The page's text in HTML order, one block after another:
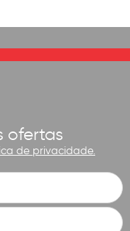
ofertas
de privacidade.